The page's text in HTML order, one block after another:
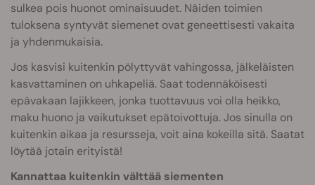
sulkea pois huonot ominaisuudet. Näiden toimien
tuloksena syntyvät siemenet ovat geneettisesti vakaita
ja yhdenmukaisia.
Jos kasvisi kuitenkin pölyttyvät vahingossa, jälkeläisten
kasvattaminen on uhkapeliä. Saat todennäköisesti
epävakaan lajikkeen, jonka tuottavuus voi olla heikko,
maku huono ja vaikutukset epätoivottuja. Jos sinulla on
kuitenkin aikaa ja resursseja, voit aina kokeilla sitä. Saatat
löytää jotain erityistä!
Kannattaa kuitenkin välttää siementen